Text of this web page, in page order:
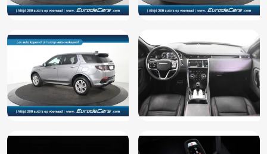
Elektrisch bedienbare achterklep
Elektrische ramen voor
Elektrisch verstelbare bestuurdersstoel
Elektrisch verstelbare stoel(en) met geheugen
Elektronische remkrachtverdeling
Elektronisch Stabiliteits Programma
Hill hold functie